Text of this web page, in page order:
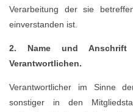
Verarbeitung der sie
einverstanden ist.
2. Name und
Verantwortlichen.
Verantwortlicher im Sinne
sonstiger in den